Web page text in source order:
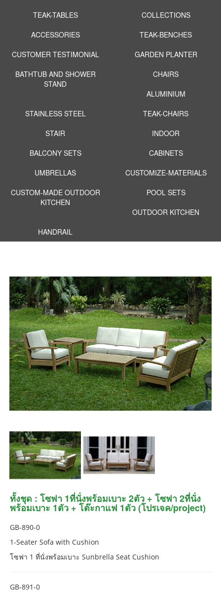
TEAK-TABLES
COLLECTIONS
ACCESSORIES
TEAK-BENCHES
CUSTOMER TESTIMONIAL
GARDEN PLANTER
BATHTUB AND SHOWER
STAND
CHAIRS
ALUMINIUM
STAINLESS STEEL
TEAK-CHAIRS
STAIR
INDOOR
BALCONY SETS
CABINETS
UMBRELLAS
CUSTOMIZE-MATERIALS
CUSTOM-MADE OUTDOOR
KITCHEN
POOL SETS
OUTDOOR KITCHEN
HANDRAIL
Next
ทั้งชุด : โซฟา 1ที่นั่งพร้อมเบาะ 2ตัว + โซฟา 2ที่นั่ง
พร้อมเบาะ 1ตัว + โต๊ะกาแฟ 1ตัว (โปรเจค/project)
GB-890-0
1-Seater Sofa with Cushion
โซฟา 1 ที่นั่งพร้อมเบาะ Sunbrella Seat Cushion
GB-891-0